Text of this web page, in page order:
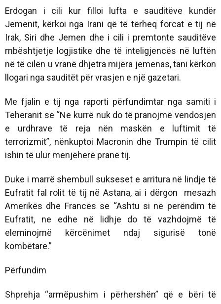
Erdogan i cili kur filloi lufta e sauditëve kundër
Jemenit, kërkoi nga Irani që të tërheq forcat e tij në
Irak, Siri dhe Jemen dhe i cili i premtonte sauditëve
mbështjetje logjistike dhe të inteligjencës në luftën
në të cilën u vranë dhjetra mijëra jemenas, tani kërkon
llogari nga sauditët për vrasjen e një gazetari.
Me fjalin e tij nga raporti përfundimtar nga samiti i
Teheranit se “Ne kurrë nuk do të pranojmë vendosjen
e urdhrave të reja nën maskën e luftimit të
terrorizmit”, nënkuptoi Macronin dhe Trumpin të cilit
ishin të ulur menjëherë pranë tij.
Duke i marrë shembull sukseset e arritura në lindje të
Eufratit fal rolit të tij në Astana, ai i dërgon mesazh
Amerikës dhe Francës se “Ashtu si në perëndim të
Eufratit, ne edhe në lidhje do të vazhdojmë të
eleminojmë kërcënimet ndaj sigurisë tonë
kombëtare.”
Përfundim
Shprehja “armëpushim i përhershën” që e bëri të